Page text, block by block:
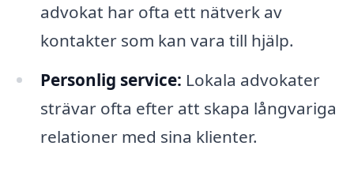
advokat har ofta ett nätverk av
kontakter som kan vara till hjälp.
Personlig service: Lokala advokater
strävar ofta efter att skapa långvariga
relationer med sina klienter.